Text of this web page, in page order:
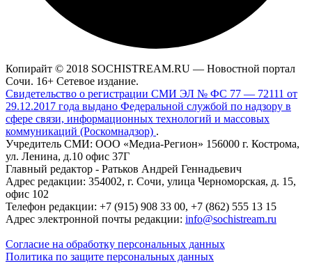
Копирайт © 2018 SOCHISTREAM.RU — Новостной портал
Сочи. 16+ Сетевое издание.
Свидетельство о регистрации СМИ ЭЛ № ФС 77 — 72111 от
29.12.2017 года выдано Федеральной службой по надзору в
сфере связи, информационных технологий и массовых
коммуникаций (Роскомнадзор) .
Учредитель СМИ: ООО «Медиа-Регион» 156000 г. Кострома,
ул. Ленина, д.10 офис 37Г
Главный редактор - Ратьков Андрей Геннадьевич
Адрес редакции: 354002, г. Сочи, улица Черноморская, д. 15,
офис 102
Телефон редакции: +7 (915) 908 33 00, +7 (862) 555 13 15
Адрес электронной почты редакции: info@sochistream.ru
Согласие на обработку персональных данных
Политика по защите персональных данных